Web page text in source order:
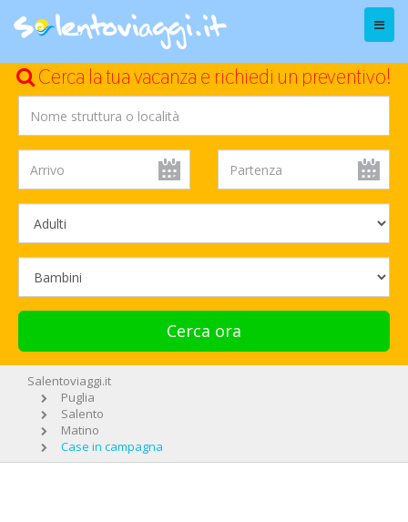
Menu
Cerca la tua vacanza e richiedi un preventivo!
Cerca ora
Salentoviaggi.it
Puglia
Salento
Matino
Case in campagna